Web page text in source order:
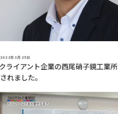
投
日:
2022年3月25日
ライアント企業の西尾硝子鏡工業
されました。